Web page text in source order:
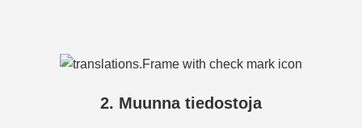
2. Muunna tiedostoja